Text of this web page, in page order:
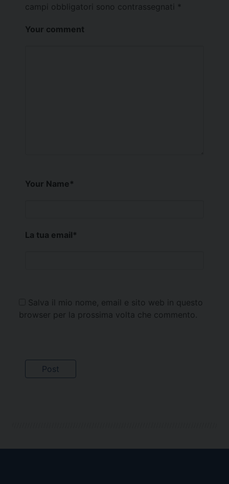
campi obbligatori sono contrassegnati *
Your comment
Your Name*
La tua email*
Salva il mio nome, email e sito web in questo
browser per la prossima volta che commento.